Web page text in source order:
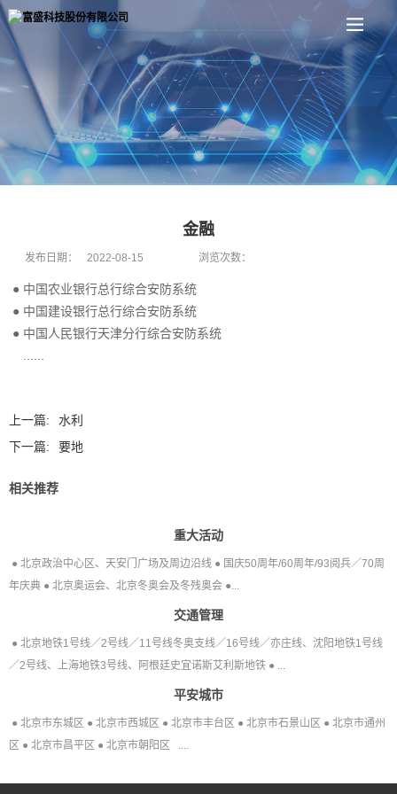
金融
发布日期： 2022-08-15 浏览次数：
● 中国农业银行总行综合安防系统
● 中国建设银行总行综合安防系统
● 中国人民银行天津分行综合安防系统
......
上一篇:
水利
下一篇:
要地
相关推荐
重大活动
● 北京政治中心区、天安门广场及周边沿线 ● 国庆50周年/60周年/93阅兵／70周
年庆典 ● 北京奥运会、北京冬奥会及冬残奥会 ●...
交通管理
● 北京地铁1号线／2号线／11号线冬奥支线／16号线／亦庄线、沈阳地铁1号线
／2号线、上海地铁3号线、阿根廷史宜诺斯艾利斯地铁 ● ...
平安城市
● 北京市东城区 ● 北京市西城区 ● 北京市丰台区 ● 北京市石景山区 ● 北京市通州
区 ● 北京市昌平区 ● 北京市朝阳区 ....